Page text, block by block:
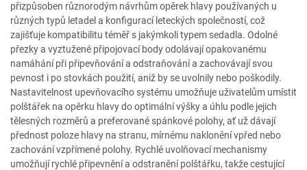
přizpůsoben různorodým návrhům opěrek hlavy používaných u
různých typů letadel a konfigurací leteckých společností, což
zajišťuje kompatibilitu téměř s jakýmkoli typem sedadla. Odolné
přezky a vyztužené připojovací body odolávají opakovanému
namáhání při připevňování a odstraňování a zachovávají svou
pevnost i po stovkách použití, aniž by se uvolnily nebo poškodily.
Nastavitelnost upevňovacího systému umožňuje uživatelům umístit
polštářek na opěrku hlavy do optimální výšky a úhlu podle jejich
tělesných rozměrů a preferované spánkové polohy, ať už dávají
přednost poloze hlavy na stranu, mírnému naklonění vpřed nebo
zachování vzpřímené polohy. Rychlé uvolňovací mechanismy
umožňují rychlé připevnění a odstranění polštářku, takže cestující